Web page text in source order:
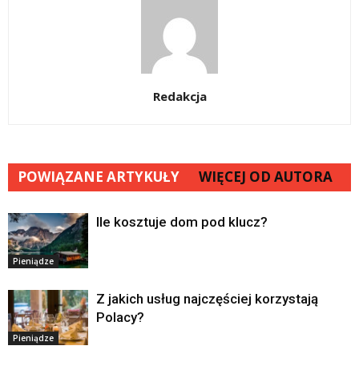
Redakcja
POWIĄZANE ARTYKUŁY WIĘCEJ OD AUTORA
Pieniądze
Ile kosztuje dom pod klucz?
Pieniądze
Z jakich usług najczęściej korzystają
Polacy?